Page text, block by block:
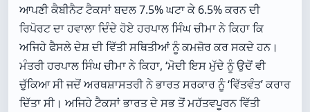
ਆਪਣੀ ਕੈਬੀਨੈਟ ਟੈਕਸਾਂ ਬਦਲ 7.5% ਘਟਾ ਕੇ 6.5% ਕਰਨ ਦੀ
ਰਿਪੋਰਟ ਦਾ ਹਵਾਲਾ ਦਿੰਦੇ ਹੋਏ ਹਰਪਾਲ ਸਿੰਘ ਚੀਮਾ ਨੇ ਕਿਹਾ ਕਿ
ਅਜਿਹੇ ਫੈਸਲੇ ਦੇਸ਼ ਦੀ ਵਿੱਤੀ ਸਥਿਤੀਆਂ ਨੂੰ ਕਮਜ਼ੋਰ ਕਰ ਸਕਦੇ ਹਨ।
ਮੰਤਰੀ ਹਰਪਾਲ ਸਿੰਘ ਚੀਮਾ ਨੇ ਕਿਹਾ, ‘ਮੋਦੀ ਇਸ ਮੁੱਦੇ ਨੂੰ ਉਦੋਂ ਵੀ
ਚੁੱਕਿਆ ਸੀ ਜਦੋਂ ਅਰਥਸ਼ਾਸਤਰੀ ਨੇ ਭਾਰਤ ਸਰਕਾਰ ਨੂੰ ‘ਵਿੱਤਵੰਤ’ ਕਰਾਰ
ਦਿੱਤਾ ਸੀ। ਅਜਿਹੇ ਟੈਕਸਾਂ ਭਾਰਤ ਦੇ ਸਭ ਤੋਂ ਮਹੱਤਵਪੂਰਨ ਵਿੱਤੀ